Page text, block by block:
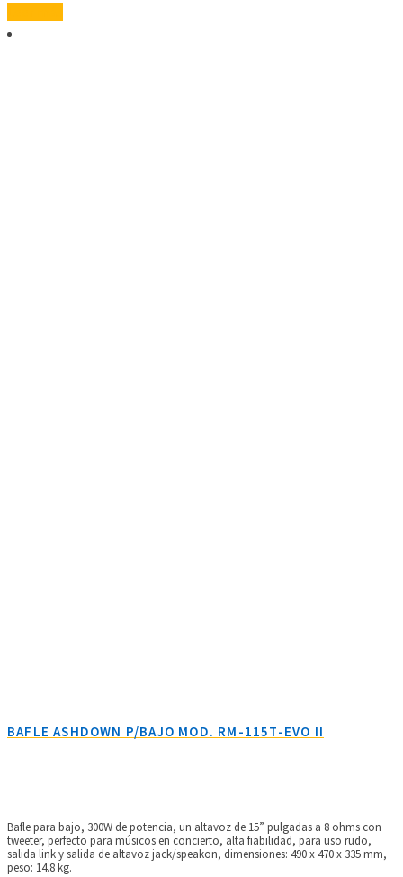
BAFLE ASHDOWN P/BAJO MOD. RM-115T-EVO II
Bafle para bajo, 300W de potencia, un altavoz de 15” pulgadas a 8 ohms con
tweeter, perfecto para músicos en concierto, alta fiabilidad, para uso rudo,
salida link y salida de altavoz jack/speakon, dimensiones: 490 x 470 x 335 mm,
peso: 14.8 kg.